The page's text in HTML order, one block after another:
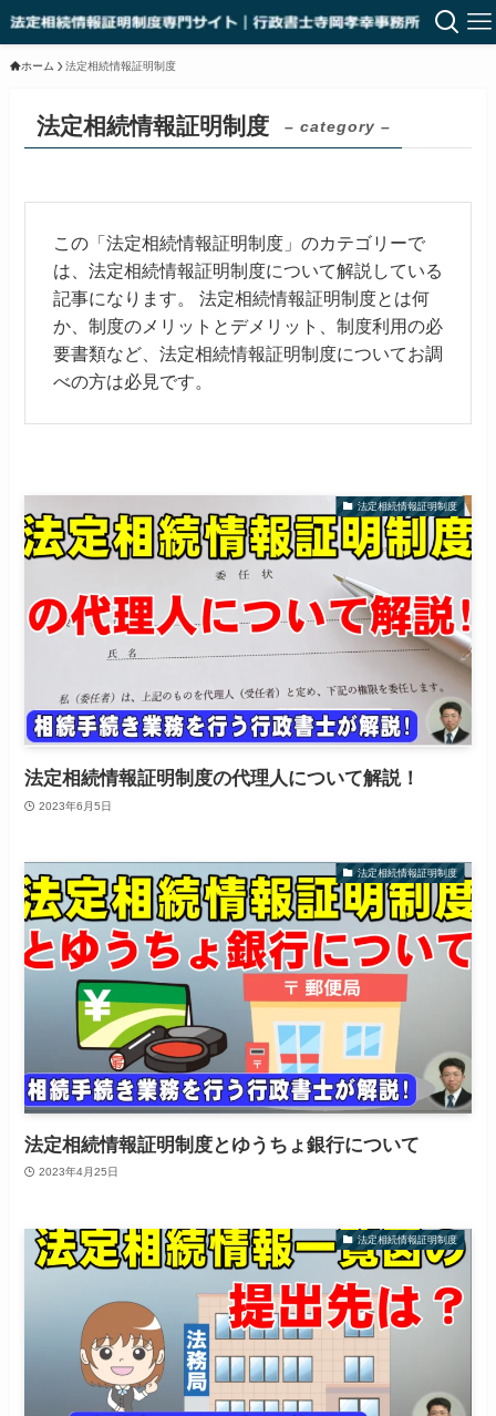
ホーム 法定相続情報証明制度
法定相続情報証明制度 – category –
この「法定相続情報証明制度」のカテゴリーで
は、法定相続情報証明制度について解説している
記事になります。
法定相続情報証明制度とは何
か、制度のメリットとデメリット、制度利用の必
要書類など、法定相続情報証明制度についてお調
べの方は必見です。
法定相続情報証明制度
法定相続情報証明制度の代理人について解説！
2023年6月5日
法定相続情報証明制度
法定相続情報証明制度とゆうちょ銀行について
2023年4月25日
法定相続情報証明制度